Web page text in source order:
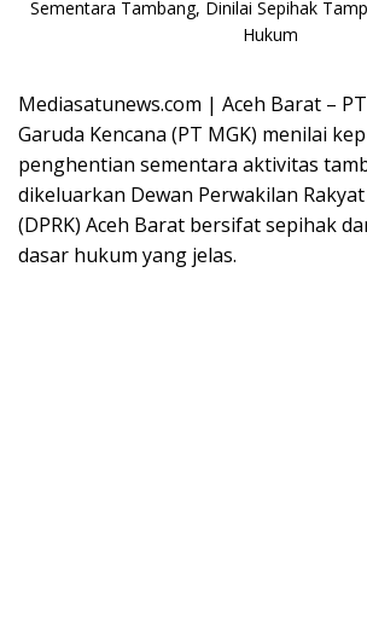
Mediasatunews.com | Aceh Barat –
Garuda Kencana (PT MGK) menilai
penghentian sementara aktivitas
dikeluarkan Dewan Perwakilan
(DPRK) Aceh Barat bersifat sepihak
dasar hukum yang jelas.